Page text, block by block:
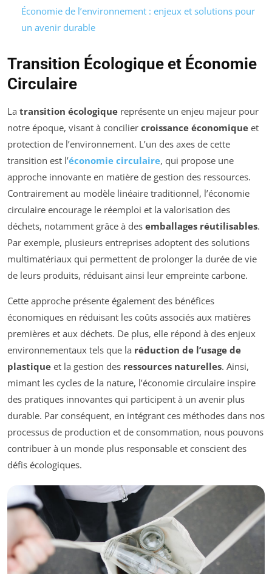
Économie de l’environnement : enjeux et solutions pour
un avenir durable
Transition Écologique et Économie
Circulaire
La transition écologique représente un enjeu majeur pour
notre époque, visant à concilier croissance économique et
protection de l’environnement. L’un des axes de cette
transition est l’économie circulaire, qui propose une
approche innovante en matière de gestion des ressources.
Contrairement au modèle linéaire traditionnel, l’économie
circulaire encourage le réemploi et la valorisation des
déchets, notamment grâce à des emballages réutilisables.
Par exemple, plusieurs entreprises adoptent des solutions
multimatériaux qui permettent de prolonger la durée de vie
de leurs produits, réduisant ainsi leur empreinte carbone.
Cette approche présente également des bénéfices
économiques en réduisant les coûts associés aux matières
premières et aux déchets. De plus, elle répond à des enjeux
environnementaux tels que la réduction de l’usage de
plastique et la gestion des ressources naturelles. Ainsi,
mimant les cycles de la nature, l’économie circulaire inspire
des pratiques innovantes qui participent à un avenir plus
durable. Par conséquent, en intégrant ces méthodes dans nos
processus de production et de consommation, nous pouvons
contribuer à un monde plus responsable et conscient des
défis écologiques.